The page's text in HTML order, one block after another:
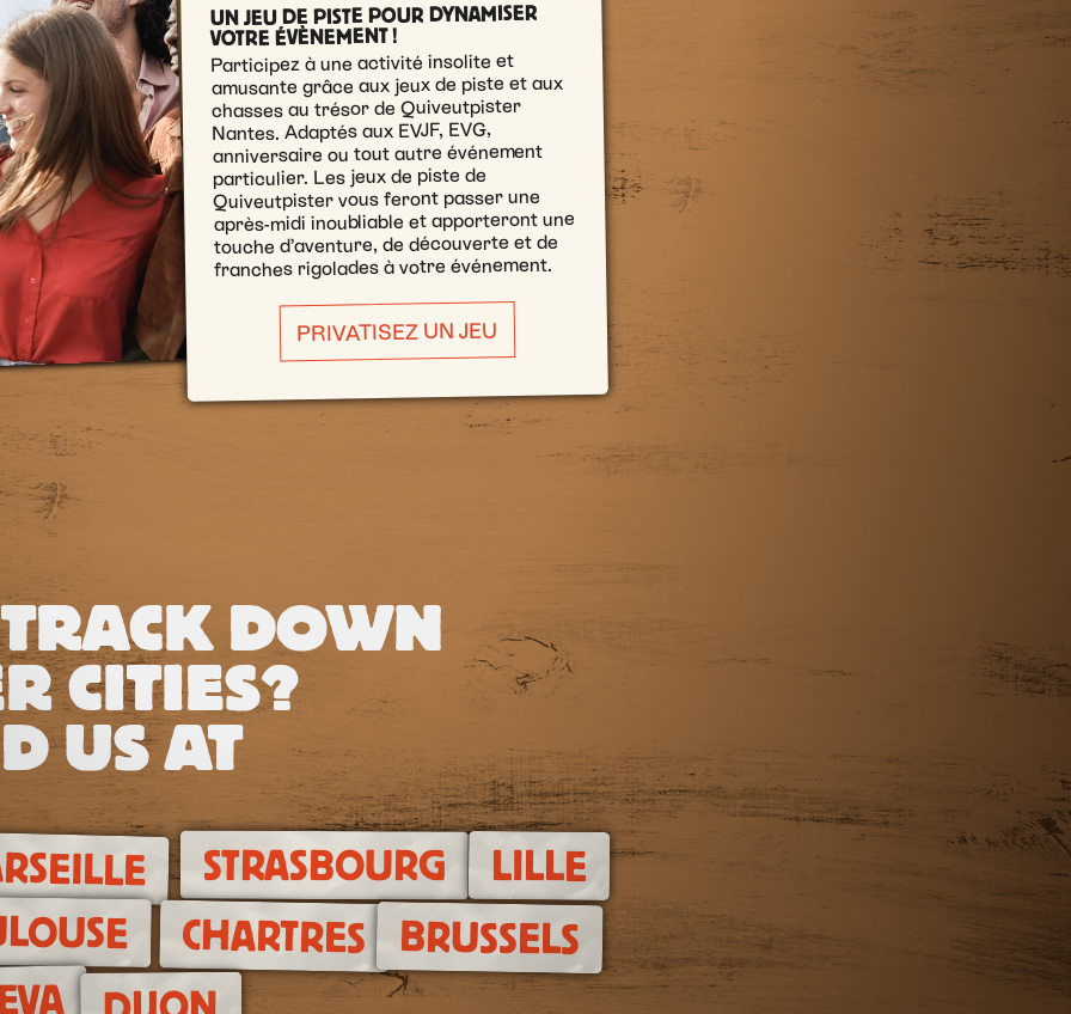
UN JEU DE PISTE POUR DYNAMISER
VOTRE ÉVÈNEMENT !
Participez à une activité insolite et
amusante grâce aux jeux de piste et aux
chasses au trésor de Quiveutpister
Nantes. Adaptés aux EVJF, EVG,
anniversaire ou tout autre événement
particulier. Les jeux de piste de
Quiveutpister vous feront passer une
après-midi inoubliable et apporteront une
touche d’aventure, de découverte et de
franches rigolades à votre événement.
PRIVATISEZ UN JEU
DOWN
CITIES?
US AT
STRASBOURG LILLE
CHARTRES BRUSSELS